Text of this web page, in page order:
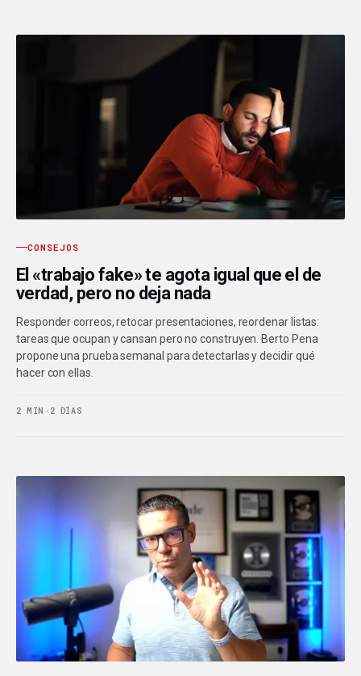
CONSEJOS
El «trabajo fake» te agota igual que el de
verdad, pero no deja nada
Responder correos, retocar presentaciones, reordenar listas:
tareas que ocupan y cansan pero no construyen. Berto Pena
propone una prueba semanal para detectarlas y decidir qué
hacer con ellas.
2 MIN · 2 DÍAS